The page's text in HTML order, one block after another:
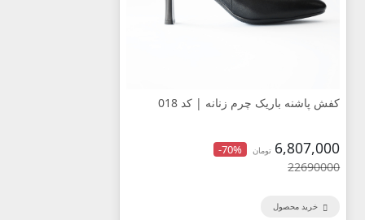
کفش پاشنه باریک چرم زنانه | کد 018
6,807,000 تومان -70%
22690000
خرید محصول